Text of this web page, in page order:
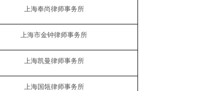
上海奉尚律师事务所
上海市金钟律师事务所
上海凯曼律师事务所
上海国瓴律师事务所